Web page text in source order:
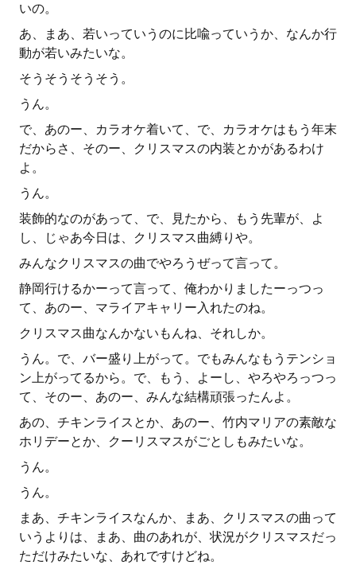
いの。
あ、まあ、若いっていうのに比喩っていうか、なんか行
動が若いみたいな。
そうそうそうそう。
うん。
で、あのー、カラオケ着いて、で、カラオケはもう年末
だからさ、そのー、クリスマスの内装とかがあるわけ
よ。
うん。
装飾的なのがあって、で、見たから、もう先輩が、よ
し、じゃあ今日は、クリスマス曲縛りや。
みんなクリスマスの曲でやろうぜって言って。
静岡行けるかーって言って、俺わかりましたーっつっ
て、あのー、マライアキャリー入れたのね。
クリスマス曲なんかないもんね、それしか。
うん。で、バー盛り上がって。でもみんなもうテンショ
ン上がってるから。で、もう、よーし、やろやろっつっ
て、そのー、あのー、みんな結構頑張ったんよ。
あの、チキンライスとか、あのー、竹内マリアの素敵な
ホリデーとか、クーリスマスがごとしもみたいな。
うん。
うん。
まあ、チキンライスなんか、まあ、クリスマスの曲って
いうよりは、まあ、曲のあれが、状況がクリスマスだっ
ただけみたいな、あれですけどね。